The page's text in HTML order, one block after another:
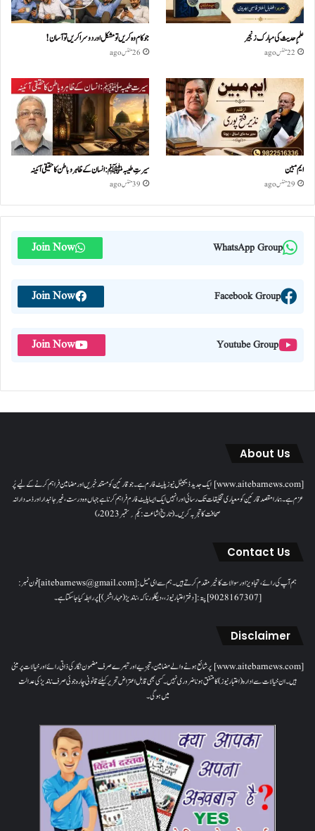
علمِ حدیث کی مبارک زنجیر
22 منٹس ago
جو کام وہ کریں تو مشکل اور دوسرا کریں تو آسان !
26 منٹس ago
ایم مبین
29 منٹس ago
سیرتِ طیبہﷺ: انسان کے ظاہر و باطن کا حقیقی آئینہ
39 منٹس ago
WhatsApp Group
Join Now
Facebook Group
Join Now
Youtube Group
Join Now
About Us
[www.aitebarnews.com] ایک جدید ڈیجیٹل نیوز پلیٹ فارم ہے۔ جو قارئین کو مستند خبریں اور مضامین فراہم کرنے کے لیے پُر
عزم ہے۔ ہمارا مقصدقارئین کو معیاری تخلیقات تک رسائی اور انہیں ایک ایسا پلیٹ فارم فراہم کرنا ہے جہاں وہ درست، غیر جانبدار اور ذمہ دارانہ
صحافت کا تجربہ کریں۔( تاریخ اشاعت : یکم؍ ستمبر 2023ء)
Contact Us
ہم آپ کی رائے، تجاویز اور سوالات کا خیرمقدم کرتے ہیں۔ ہم سےای میل: [aitebarnews@gmail.com]فون نمبر:
[9028167307]پتہ: [دفتر اعتبار نیوز، ، دیگلور ناکہ، ناندیڑ(مہاراشٹر) ] پر رابطہ کیا جاسکتا ہے۔
Disclaimer
[www.aitebarnews.com] پر شائع ہونے والے مضامین، تجزیے اور تبصرے صرف مضمون نگار کی ذاتی رائے اور خیالات پر مبنی
ہیں۔ ان خیالات سے ادارہ (اعتبار نیوز) کا متفق ہونا ضروری نہیں۔ کسی بھی قابل اعتراض تحریر کیلئے قانونی چارہ جوئی صرف ناندیڑ کی عدالت
میں ہوگی۔